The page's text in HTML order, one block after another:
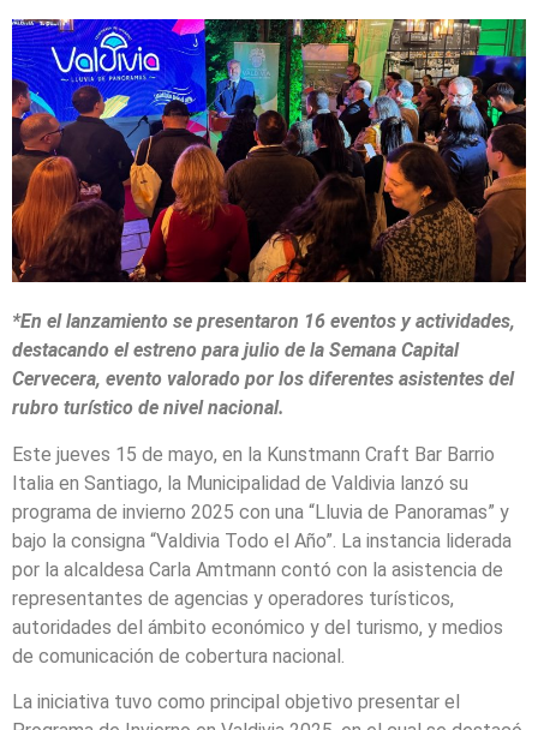
*En el lanzamiento se presentaron 16 eventos y actividades,
destacando el estreno para julio de la Semana Capital
Cervecera, evento valorado por los diferentes asistentes del
rubro turístico de nivel nacional.
Este jueves 15 de mayo, en la Kunstmann Craft Bar Barrio
Italia en Santiago, la Municipalidad de Valdivia lanzó su
programa de invierno 2025 con una “Lluvia de Panoramas” y
bajo la consigna “Valdivia Todo el Año”. La instancia liderada
por la alcaldesa Carla Amtmann contó con la asistencia de
representantes de agencias y operadores turísticos,
autoridades del ámbito económico y del turismo, y medios
de comunicación de cobertura nacional.
La iniciativa tuvo como principal objetivo presentar el